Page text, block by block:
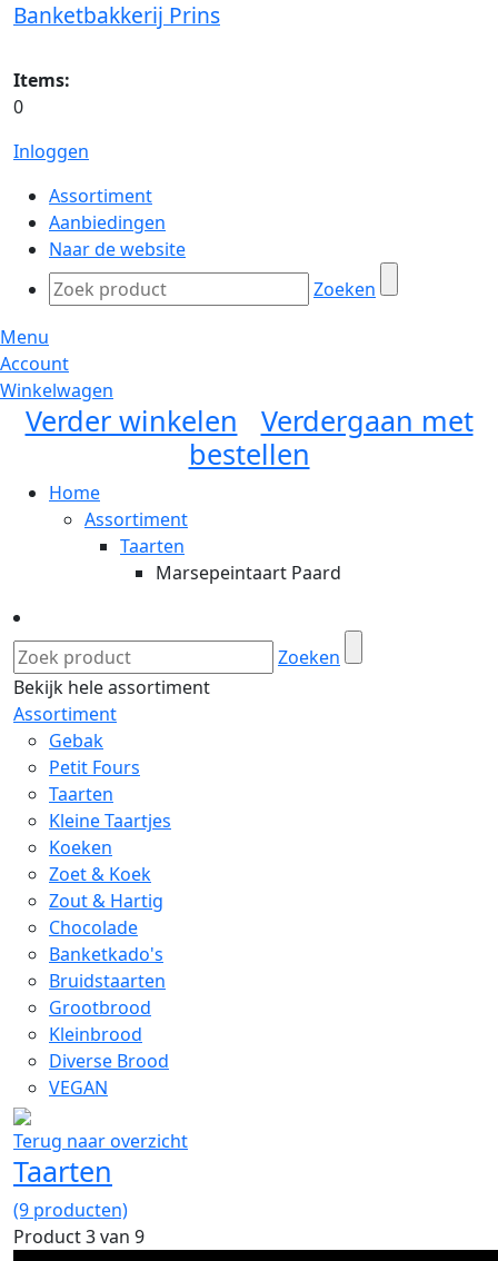
Banketbakkerij Prins
Items:
0
Inloggen
Assortiment
Aanbiedingen
Naar de website
Zoeken
Menu
Account
Winkelwagen
Verder winkelen
Verdergaan met
bestellen
Home
Assortiment
Taarten
Marsepeintaart Paard
Zoeken
Bekijk hele assortiment
Assortiment
Gebak
Petit Fours
Taarten
Kleine Taartjes
Koeken
Zoet & Koek
Zout & Hartig
Chocolade
Banketkado's
Bruidstaarten
Grootbrood
Kleinbrood
Diverse Brood
VEGAN
Terug naar overzicht
Taarten
(9 producten)
Product 3 van 9